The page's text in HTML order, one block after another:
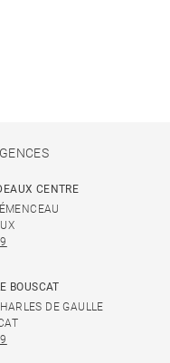
CENTRE
BOUSCAT
DE GAULLE